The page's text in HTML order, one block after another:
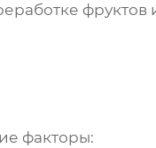
фруктов
факторы: